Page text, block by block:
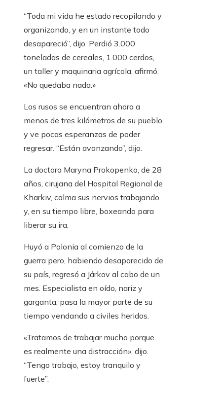
“Toda mi vida he estado recopilando y
organizando, y en un instante todo
desapareció”, dijo. Perdió 3.000
toneladas de cereales, 1.000 cerdos,
un taller y maquinaria agrícola, afirmó.
«No quedaba nada.»
Los rusos se encuentran ahora a
menos de tres kilómetros de su pueblo
y ve pocas esperanzas de poder
regresar. “Están avanzando”, dijo.
La doctora Maryna Prokopenko, de 28
años, cirujana del Hospital Regional de
Kharkiv, calma sus nervios trabajando
y, en su tiempo libre, boxeando para
liberar su ira.
Huyó a Polonia al comienzo de la
guerra pero, habiendo desaparecido de
su país, regresó a Járkov al cabo de un
mes. Especialista en oído, nariz y
garganta, pasa la mayor parte de su
tiempo vendando a civiles heridos.
«Tratamos de trabajar mucho porque
es realmente una distracción», dijo.
“Tengo trabajo, estoy tranquilo y
fuerte”.